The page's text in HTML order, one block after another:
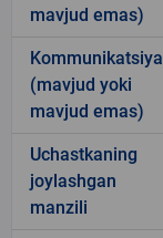
mavjud emas)
Kommunikatsiya
(mavjud yoki
mavjud emas)
Uchastkaning
joylashgan
manzili